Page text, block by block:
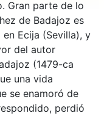
Gran parte de lo
de Badajoz es
Ecija (Sevilla), y
del autor
(1479-ca
una vida
se enamoró de
perdió